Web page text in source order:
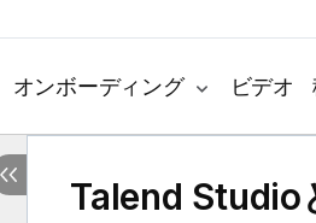
オンボーディング ビデオ
Talend Studio